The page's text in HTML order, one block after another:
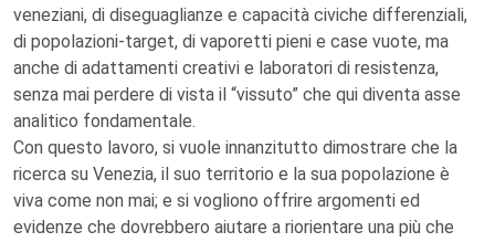
veneziani, di diseguaglianze e capacità civiche differenziali,
di popolazioni-target, di vaporetti pieni e case vuote, ma
anche di adattamenti creativi e laboratori di resistenza,
senza mai perdere di vista il “vissuto” che qui diventa asse
analitico fondamentale.
Con questo lavoro, si vuole innanzitutto dimostrare che la
ricerca su Venezia, il suo territorio e la sua popolazione è
viva come non mai; e si vogliono offrire argomenti ed
evidenze che dovrebbero aiutare a riorientare una più che